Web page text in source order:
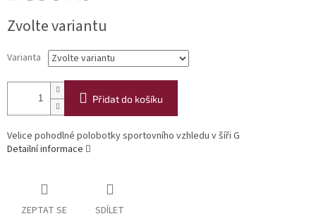
cena:
Zvolte variantu
Varianta
Přidat do košíku
Velice pohodlné polobotky sportovního vzhledu v šíři G
Detailní informace
ZEPTAT SE SDÍLET